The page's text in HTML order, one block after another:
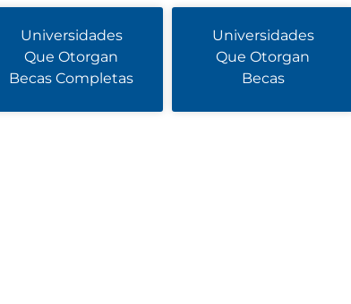
Universidades
Que Otorgan
Becas Completas
Universidades
Que Otorgan
Becas